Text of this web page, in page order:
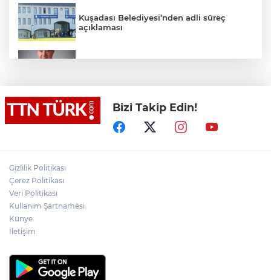
Kuşadası Belediyesi’nden adli süreç
açıklaması
Yeni aldığı motosikletle kaza yapan genç
gözyaşları arasında toprağa verildi
Cumhurbaşkanı Erdoğan, Suudi
Bizi Takip Edin!
Gizlilik Politikası
Çerez Politikası
Veri Politikası
Kullanım Şartnamesi
Künye
İletişim